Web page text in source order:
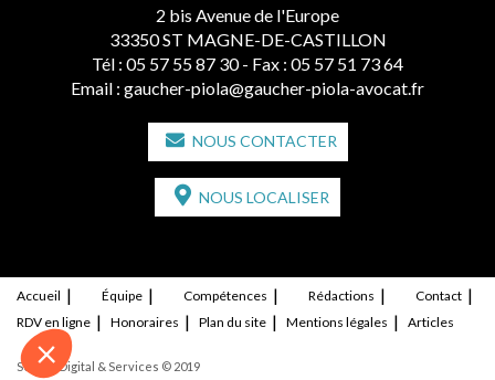
2 bis Avenue de l'Europe
33350 ST MAGNE-DE-CASTILLON
Tél : 05 57 55 87 30 - Fax : 05 57 51 73 64
Email : gaucher-piola@gaucher-piola-avocat.fr
NOUS CONTACTER
NOUS LOCALISER
Accueil Équipe Compétences Rédactions
Contact
RDV en ligne
Honoraires Plan du site Mentions légales Articles
Septeo Digital & Services © 2019